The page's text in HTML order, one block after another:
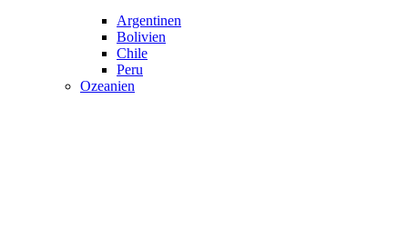
Argentinen
Bolivien
Chile
Peru
Ozeanien